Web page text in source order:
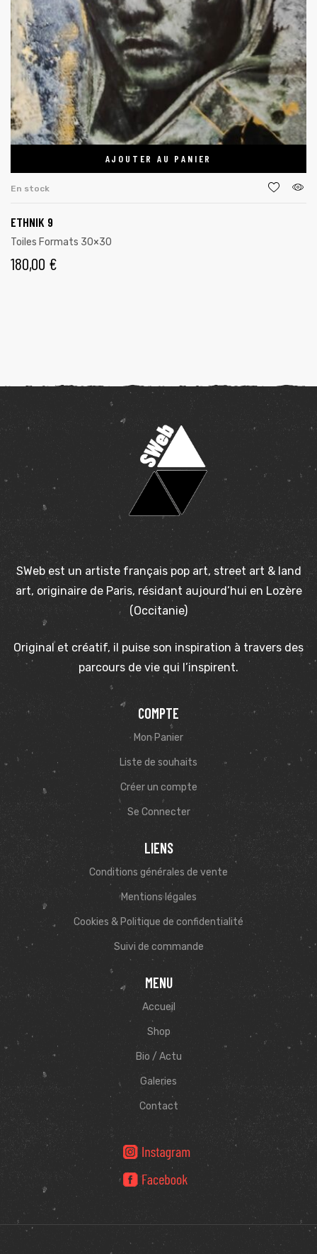
AJOUTER AU PANIER
En stock
ETHNIK 9
Toiles Formats 30×30
180,00 €
SWeb est un artiste français pop art, street art & land
art, originaire de Paris, résidant aujourd’hui en Lozère
(Occitanie)
Original et créatif, il puise son inspiration à travers des
parcours de vie qui l’inspirent.
COMPTE
Mon Panier
Liste de souhaits
Créer un compte
Se Connecter
LIENS
Conditions générales de vente
Mentions légales
Cookies & Politique de confidentialité
Suivi de commande
MENU
Accueil
Shop
Bio / Actu
Galeries
Contact